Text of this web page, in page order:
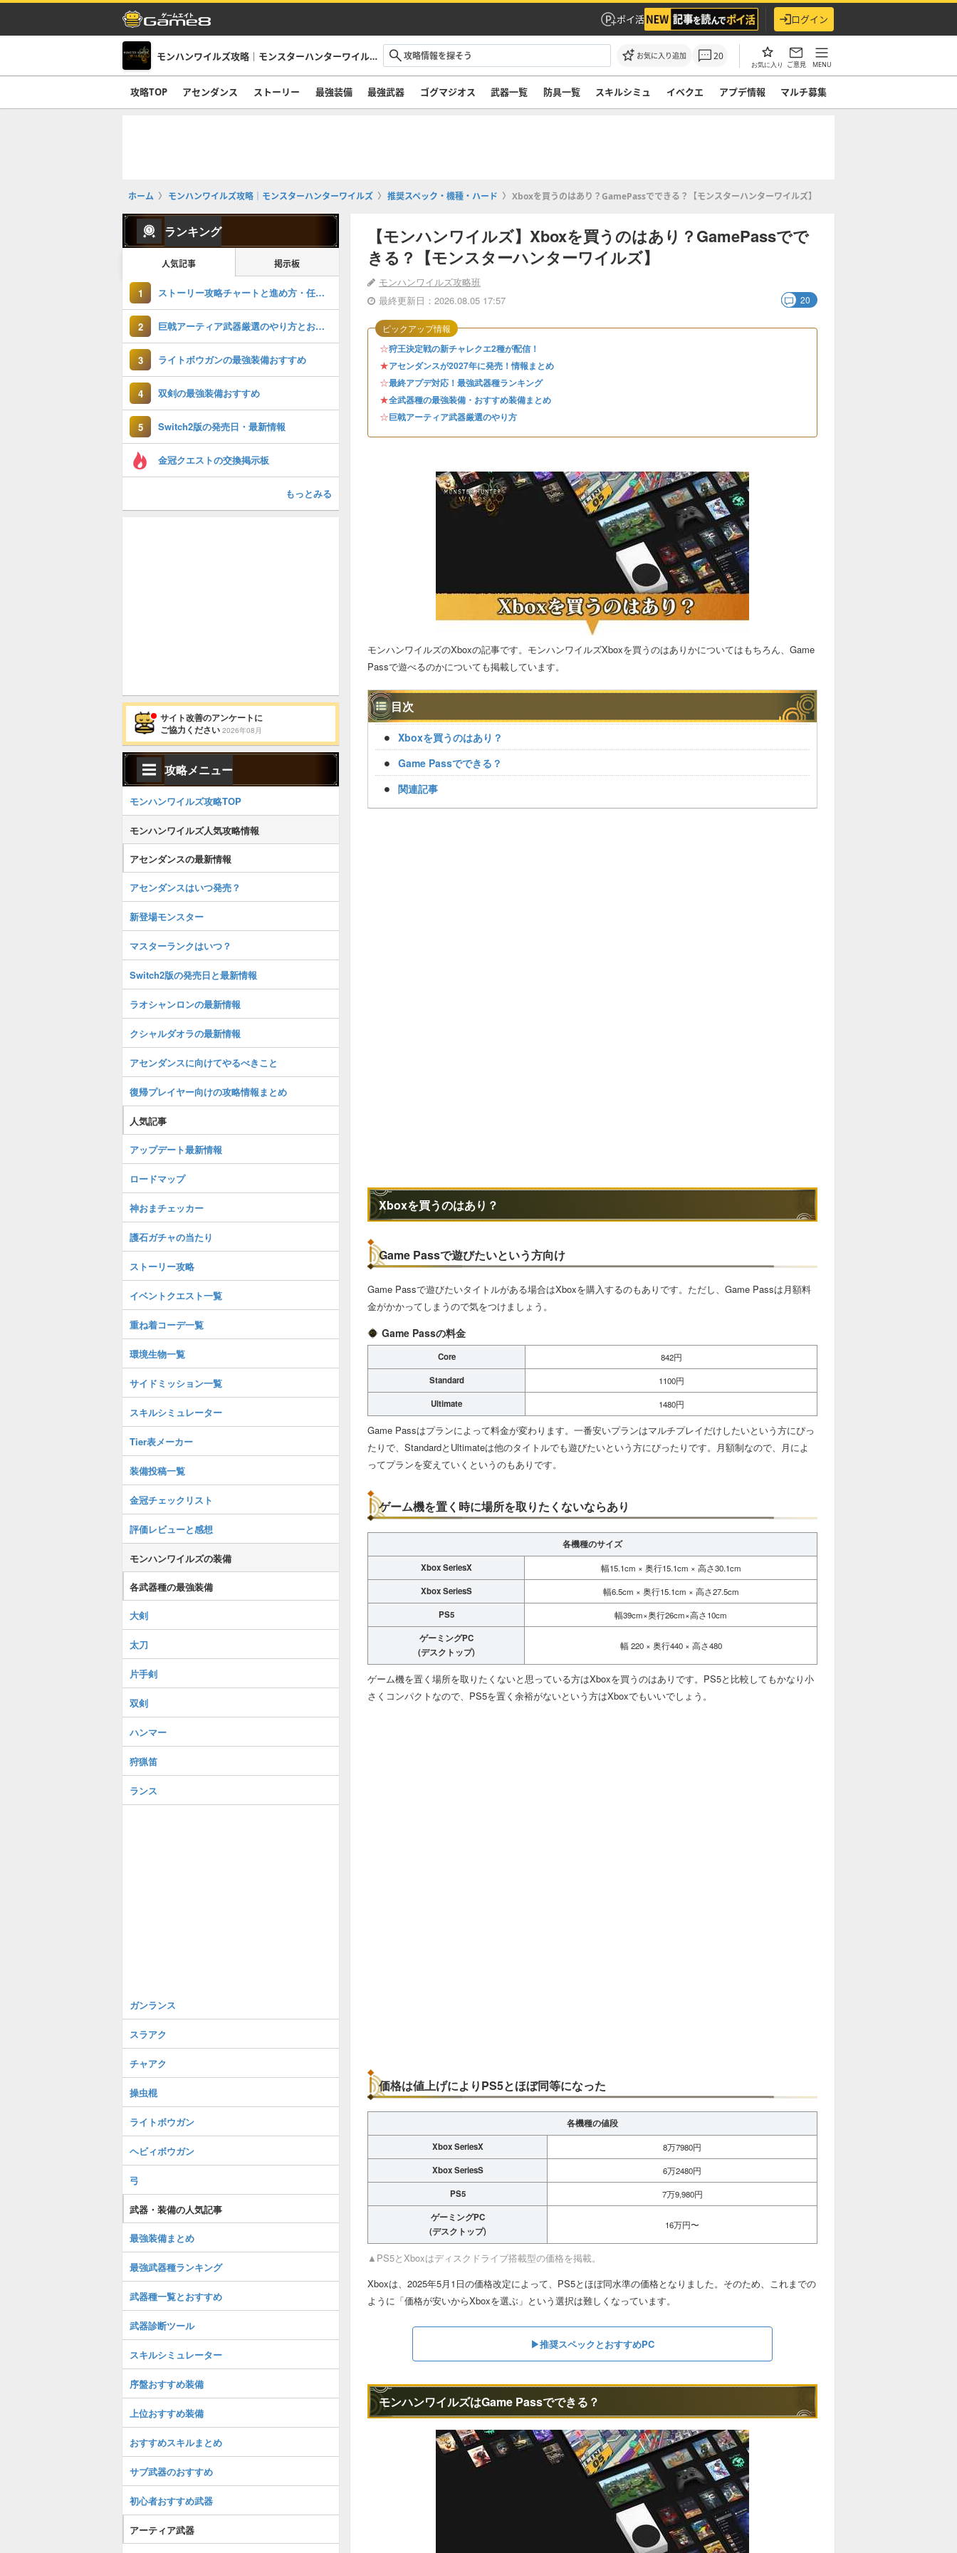
ポイ活 ログイン
モンハンワイルズ攻略｜モンスターハンターワイルズ お気に入り追加 20
お気に入り ご意見 MENU
攻略TOP アセンダンス ストーリー 最強装備 最強武器 ゴグマジオス 武器一覧 防具一覧 スキルシミュ イベクエ アプデ情報 マルチ募集
ホーム モンハンワイルズ攻略｜モンスターハンターワイルズ 推奨スペック・機種・ハード Xboxを買うのはあり？GamePassでできる？【モンスターハンターワイルズ】
【モンハンワイルズ】Xboxを買うのはあり？GamePassでで
きる？【モンスターハンターワイルズ】
モンハンワイルズ攻略班
最終更新日：2026.08.05 17:57
20
☆狩王決定戦の新チャレクエ2種が配信！
★アセンダンスが2027年に発売！情報まとめ
☆最終アプデ対応！最強武器種ランキング
★全武器種の最強装備・おすすめ装備まとめ
☆巨戟アーティア武器厳選のやり方
ピックアップ情報
モンハンワイルズのXboxの記事です。モンハンワイルズXboxを買うのはありかについてはもちろん、Game
Passで遊べるのかについても掲載しています。
目次
Xboxを買うのはあり？
Game Passでできる？
関連記事
Xboxを買うのはあり？
Game Passで遊びたいという方向け
Game Passで遊びたいタイトルがある場合はXboxを購入するのもありです。ただし、Game Passは月額料
金がかかってしまうので気をつけましょう。
Game Passの料金
Core 842円
Standard 1100円
Ultimate 1480円
Game Passはプランによって料金が変わります。一番安いプランはマルチプレイだけしたいという方にぴっ
たりで、StandardとUltimateは他のタイトルでも遊びたいという方にぴったりです。月額制なので、月によ
ってプランを変えていくというのもありです。
ゲーム機を置く時に場所を取りたくないならあり
各機種のサイズ
Xbox SeriesX
幅15.1cm × 奥行15.1cm × 高さ30.1cm
Xbox SeriesS 幅6.5cm × 奥行15.1cm × 高さ27.5cm
PS5 幅39cm×奥行26cm×高さ10cm
ゲーミングPC
(デスクトップ)
幅 220 × 奥行440 × 高さ480
ゲーム機を置く場所を取りたくないと思っている方はXboxを買うのはありです。PS5と比較してもかなり小
さくコンパクトなので、PS5を置く余裕がないという方はXboxでもいいでしょう。
価格は値上げによりPS5とほぼ同等になった
各機種の値段
Xbox SeriesX
8万7980円
Xbox SeriesS 6万2480円
PS5 7万9,980円
ゲーミングPC
(デスクトップ)
16万円〜
▲PS5とXboxはディスクドライブ搭載型の価格を掲載。
Xboxは、2025年5月1日の価格改定によって、PS5とほぼ同水準の価格となりました。そのため、これまでの
ように「価格が安いからXboxを選ぶ」という選択は難しくなっています。
▶︎推奨スペックとおすすめPC
モンハンワイルズはGame Passでできる？
ランキング
人気記事 掲示板
1 ストーリー攻略チャートと進め方・任務クエスト
2 巨戟アーティア武器厳選のやり方とおすすめスキル
3 ライトボウガンの最強装備おすすめ
4 双剣の最強装備おすすめ
5 Switch2版の発売日・最新情報
金冠クエストの交換掲示板
もっとみる
サイト改善のアンケートに
ご協力ください 2026年08月
攻略メニュー
モンハンワイルズ攻略TOP
モンハンワイルズ人気攻略情報
アセンダンスの最新情報
アセンダンスはいつ発売？
新登場モンスター
マスターランクはいつ？
Switch2版の発売日と最新情報
ラオシャンロンの最新情報
クシャルダオラの最新情報
アセンダンスに向けてやるべきこと
復帰プレイヤー向けの攻略情報まとめ
人気記事
アップデート最新情報
ロードマップ
神おまチェッカー
護石ガチャの当たり
ストーリー攻略
イベントクエスト一覧
重ね着コーデ一覧
環境生物一覧
サイドミッション一覧
スキルシミュレーター
Tier表メーカー
装備投稿一覧
金冠チェックリスト
評価レビューと感想
モンハンワイルズの装備
各武器種の最強装備
大剣
太刀
片手剣
双剣
ハンマー
狩猟笛
ランス
ガンランス
スラアク
チャアク
操虫棍
ライトボウガン
ヘビィボウガン
弓
武器・装備の人気記事
最強装備まとめ
最強武器種ランキング
武器種一覧とおすすめ
武器診断ツール
スキルシミュレーター
序盤おすすめ装備
上位おすすめ装備
おすすめスキルまとめ
サブ武器のおすすめ
初心者おすすめ武器
アーティア武器